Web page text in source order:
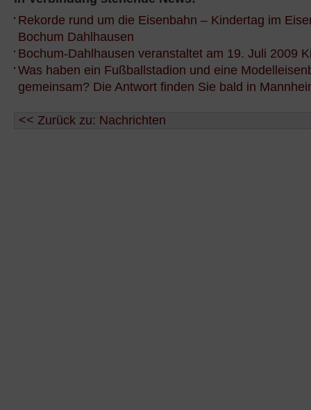
Rekorde rund um die Eisenbahn – Kindertag im
Bochum Dahlhausen
Bochum-Dahlhausen veranstaltet am 19. Juli 2009
Was haben ein Fußballstadion und eine
gemeinsam? Die Antwort finden Sie bald in
<< Zurück zu: Nachrichten